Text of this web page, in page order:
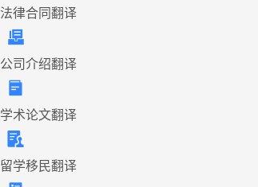
法律合同翻译
公司介绍翻译
学术论文翻译
留学移民翻译